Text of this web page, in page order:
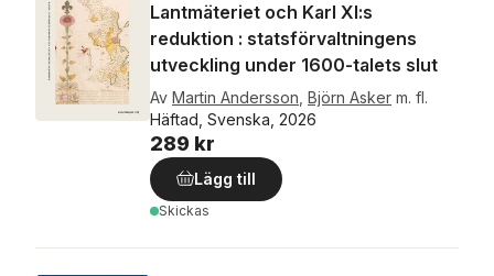
Lantmäteriet och Karl XI:s
reduktion : statsförvaltningens
utveckling under 1600-talets slut
Av Martin Andersson Björn Asker m. fl.
Häftad, Svenska, 2026
289 kr
Lägg till
Skickas